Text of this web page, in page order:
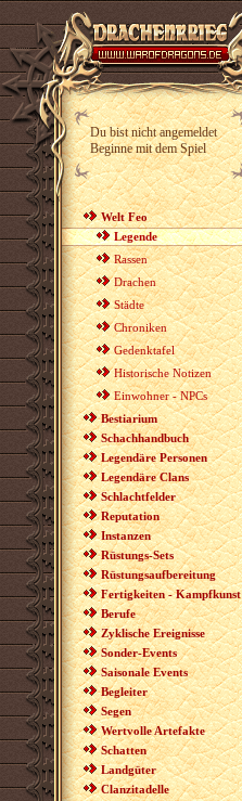
Du bist nicht angemeldet
Beginne mit dem Spiel
Welt Feo
Legende
Rassen
Drachen
Städte
Chroniken
Gedenktafel
Historische Notizen
Einwohner - NPCs
Bestiarium
Schachhandbuch
Legendäre Personen
Legendäre Clans
Schlachtfelder
Reputation
Instanzen
Rüstungs-Sets
Rüstungsaufbereitung
Fertigkeiten - Kampfkunst
Berufe
Zyklische Ereignisse
Sonder-Events
Saisonale Events
Begleiter
Segen
Wertvolle Artefakte
Schatten
Landgüter
Clanzitadelle